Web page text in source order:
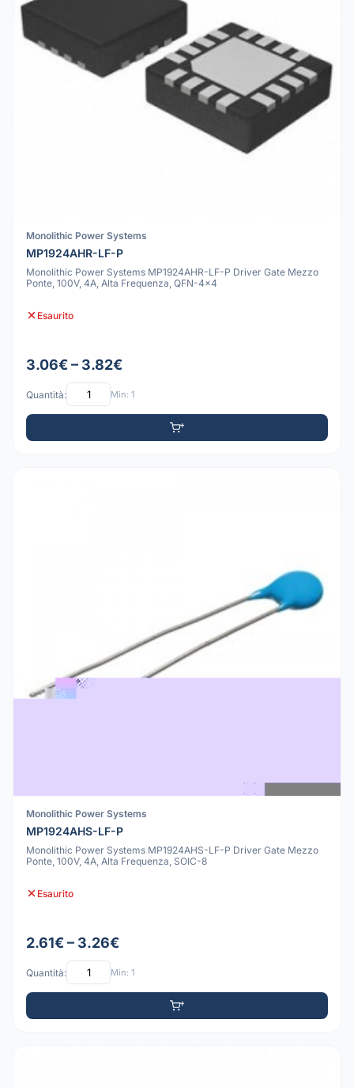
Monolithic Power Systems
MP1924AHR-LF-P
Monolithic Power Systems MP1924AHR-LF-P Driver Gate Mezzo
Ponte, 100V, 4A, Alta Frequenza, QFN-4x4
Esaurito
3.06€ – 3.82€
Quantità: Min: 1
Monolithic Power Systems
MP1924AHS-LF-P
Monolithic Power Systems MP1924AHS-LF-P Driver Gate Mezzo
Ponte, 100V, 4A, Alta Frequenza, SOIC-8
Esaurito
2.61€ – 3.26€
Quantità: Min: 1